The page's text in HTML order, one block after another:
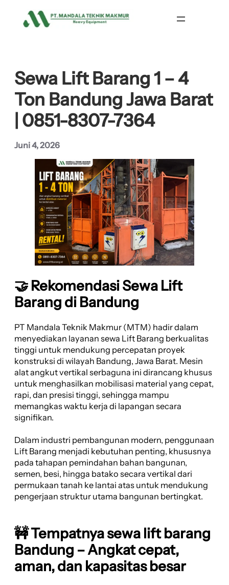
Sewa Lift Barang 1 – 4
Ton Bandung Jawa Barat
| 0851-8307-7364
Juni 4, 2026
🤝 Rekomendasi Sewa Lift
Barang di Bandung
PT Mandala Teknik Makmur (MTM) hadir dalam
menyediakan layanan sewa Lift Barang berkualitas
tinggi untuk mendukung percepatan proyek
konstruksi di wilayah Bandung, Jawa Barat. Mesin
alat angkut vertikal serbaguna ini dirancang khusus
untuk menghasilkan mobilisasi material yang cepat,
rapi, dan presisi tinggi, sehingga mampu
memangkas waktu kerja di lapangan secara
signifikan.
Dalam industri pembangunan modern, penggunaan
Lift Barang menjadi kebutuhan penting, khususnya
pada tahapan pemindahan bahan bangunan,
semen, besi, hingga batako secara vertikal dari
permukaan tanah ke lantai atas untuk mendukung
pengerjaan struktur utama bangunan bertingkat.
🚧 Tempatnya sewa lift barang
Bandung – Angkat cepat,
aman, dan kapasitas besar